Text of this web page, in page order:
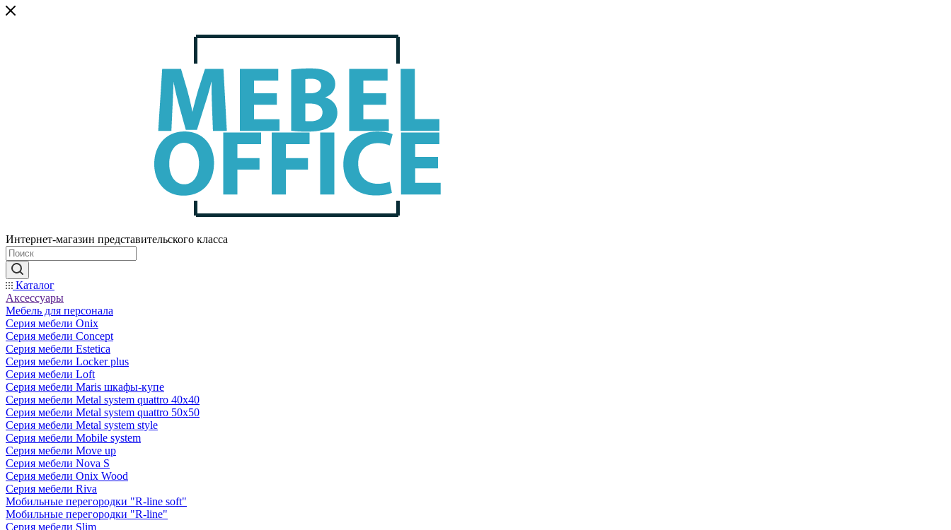
Интернет-магазин представительского класса
Каталог
Аксессуары
Мебель для персонала
Серия мебели Onix
Серия мебели Concept
Серия мебели Estetica
Серия мебели Locker plus
Серия мебели Loft
Серия мебели Maris шкафы-купе
Серия мебели Metal system quattro 40x40
Серия мебели Metal system quattro 50x50
Серия мебели Metal system style
Серия мебели Mobile system
Серия мебели Move up
Серия мебели Nova S
Серия мебели Onix Wood
Серия мебели Riva
Мобильные перегородки "R-line soft"
Мобильные перегородки "R-line"
Серия мебели Slim